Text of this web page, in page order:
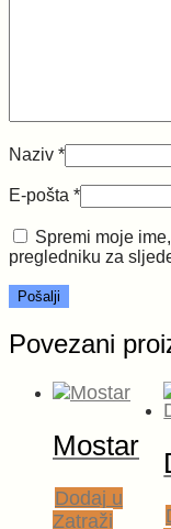
Naziv *
E-pošta *
Spremi moje
pregledniku za
Povezani
Mostar
Dodaj u
Zatraži